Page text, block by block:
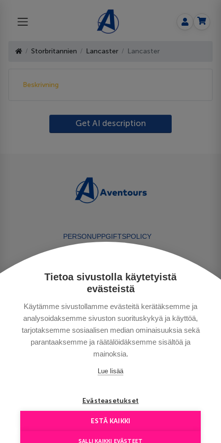
Tietoa sivustolla käytetyistä
evästeistä
Käytämme sivustollamme evästeitä kerätäksemme ja
analysoidaksemme sivuston suorituskykyä ja käyttöä,
tarjotaksemme sosiaalisen median ominaisuuksia sekä
parantaaksemme ja räätälöidäksemme sisältöä ja
mainoksia.
Lue lisää
Evästeasetukset
ESTÄ KAIKKI
SALLI KAIKKI EVÄSTEET
Storbritannien Lancaster Lancaster
Beskrivning
Get AI description
PERSONUPPGIFTSPOLICY
BRA ATT VETA